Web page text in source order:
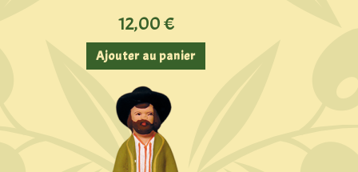
12,00€
Ajouter au panier